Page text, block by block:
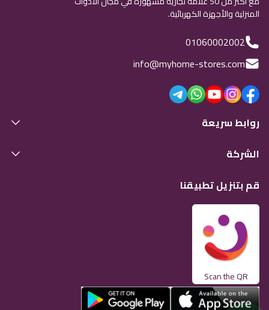
المنزلية والأجهزة الكهربائية.
01060002002
info@myhome-stores.com
روابط سريعة
الشركة
قم بتنزيل تطبيقنا
Scan the QR